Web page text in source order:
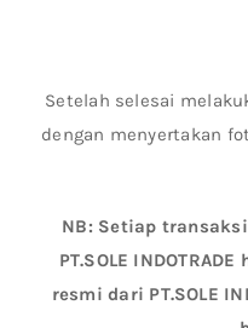
Setelah selesai
dengan menyertakan
NB: Setiap
PT.SOLE
resmi dari PT.SOLE